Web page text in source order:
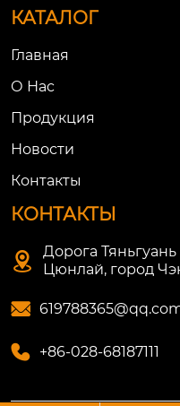
КАТАЛОГ
Главная
О Нac
Продукция
Новости
Контакты
КОНТАКТЫ

Дорога
Цюнлай, город

 +86-028-68187111